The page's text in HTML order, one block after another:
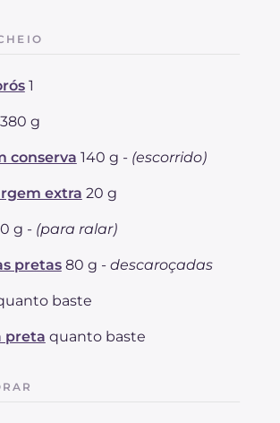
1
380 g
conserva 140 g - (escorrido)
extra 20 g
g - (para ralar)
pretas 80 g - descaroçadas
baste
preta quanto baste